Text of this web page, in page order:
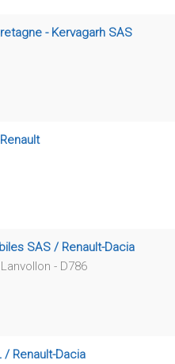
- Kervagarh SAS
SAS / Renault-Dacia
- D786
/ Renault-Dacia